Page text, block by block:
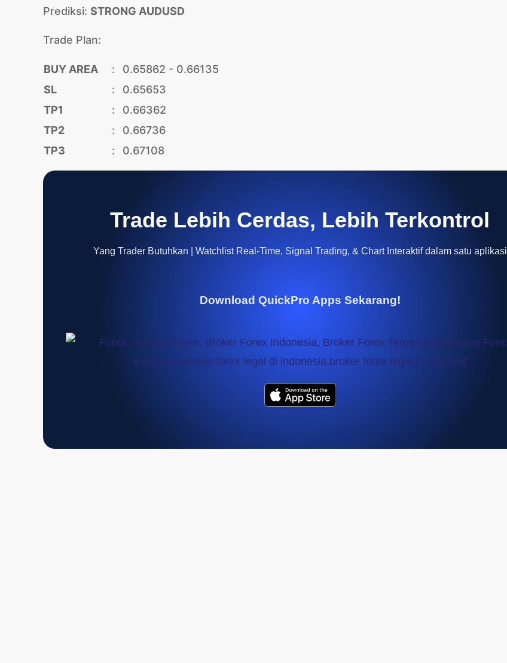
Prediksi: STRONG AUDUSD
Trade Plan:
BUY AREA :
0.65862 - 0.66135
SL
:
0.65653
TP1
:
0.66362
TP2
:
0.66736
TP3
: 0.67108
Trade Lebih Cerdas, Lebih Terkontrol
Yang Trader Butuhkan | Watchlist Real-Time, Signal Trading, & Chart Interaktif dalam satu aplikasi
Download QuickPro Apps Sekarang!